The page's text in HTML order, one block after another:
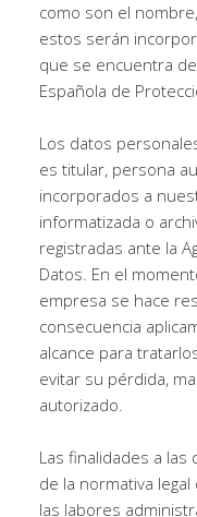
como son el
estos serán
que se encuentra
Española de
Los datos
es titular, persona
incorporados a
informatizada o
registradas ante la
Datos. En el
empresa se hace
consecuencia
alcance para
evitar su pérdida,
autorizado.
Las finalidades a
de la normativa
las labores